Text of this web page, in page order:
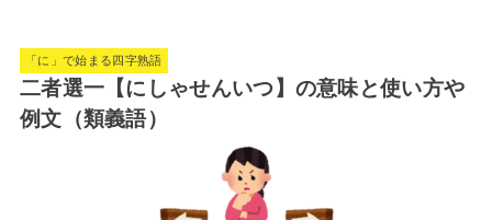
「に」で始まる四字熟語
二者選一【にしゃせんいつ】の意味と使い方や
例文（類義語）